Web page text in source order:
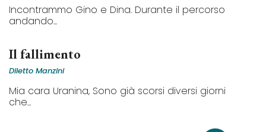
Incontrammo Gino e Dina. Durante il percorso
andando...
Il fallimento
Diletto Manzini
Mia cara Uranina, Sono già scorsi diversi giorni
che...